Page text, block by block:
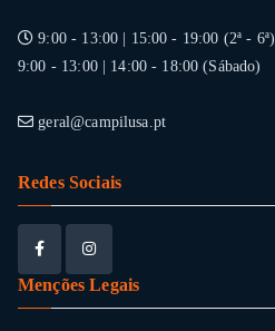
9:00 - 13:00 | 15:00 - 19:00 (2ª - 6ª)
9:00 - 13:00 | 14:00 - 18:00 (Sábado)
geral@campilusa.pt
Redes Sociais
Menções Legais